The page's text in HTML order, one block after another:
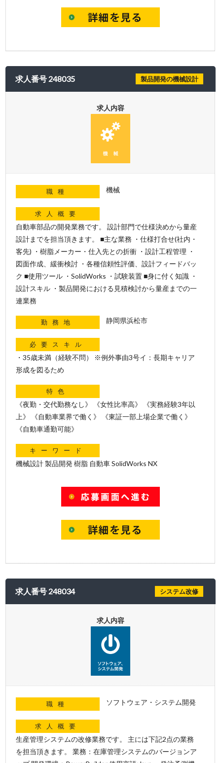
求人番号 248035 製品開発の機械設計
求人内容
職種 機械
求人概要
自動車部品の開発業務です。 設計部門で仕様決めから量産
設計までを担当頂きます。 ■主な業務 ・仕様打合せ(社内・
客先) ・樹脂メーカー・仕入先との折衝 ・設計工程管理 ・
図面作成、緩衝検討 ・各種信頼性評価、設計フィードバッ
ク ■使用ツール ・SolidWorks ・試験装置 ■身に付く知識 ・
設計スキル ・製品開発における見積検討から量産までの一
連業務
勤務地 静岡県浜松市
必要スキル
・35歳未満（経験不問） ※例外事由3号イ：長期キャリア
形成を図るため
特色
《夜勤・交代勤務なし》 《女性比率高》 《実務経験3年以
上》 《自動車業界で働く》 《東証一部上場企業で働く》
《自動車通勤可能》
キーワード
機械設計 製品開発 樹脂 自動車 SolidWorks NX
求人番号 248034 システム改修
求人内容
職種 ソフトウェア・システム開発
求人概要
生産管理システムの改修業務です。 主には下記2点の業務
を担当頂きます。 業務：在庫管理システムのバージョンア